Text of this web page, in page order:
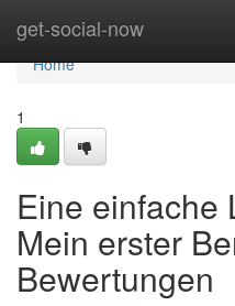
get-social-now
Home
Home
1
Eine einfache
Mein erster
Bewertungen